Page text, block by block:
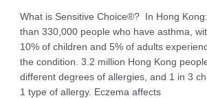
What is Sensitive Choice®? In Hong
than 330,000 people who have asthma,
10% of children and 5% of adults
the condition. 3.2 million Hong Kong
different degrees of allergies, and 1 in 3
1 type of allergy. Eczema affects